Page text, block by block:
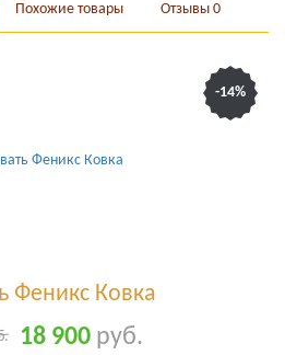
Похожие товары Отзывы 0
Феникс Ковка
18 900 руб.
-14%